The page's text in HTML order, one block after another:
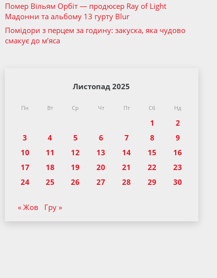
Помер Вільям Орбіт — продюсер Ray of Light
Мадонни та альбому 13 гурту Blur
Помідори з перцем за годину: закуска, яка чудово
смакує до м’яса
Листопад 2025
Пн Вт Ср Чт Пт Сб Нд
1
2
3
4 5 6 7 8
9
10
11 12 13 14 15
16
17
18 19 20 21 22
23
24
25 26 27 28 29 30
« Жов Гру »